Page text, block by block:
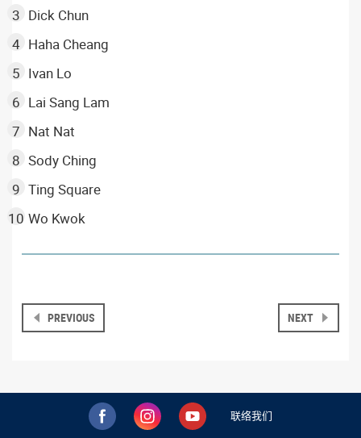
Dick Chun
Haha Cheang
Ivan Lo
Lai Sang Lam
Nat Nat
Sody Ching
Ting Square
Wo Kwok
PREVIOUS NEXT
联络我们